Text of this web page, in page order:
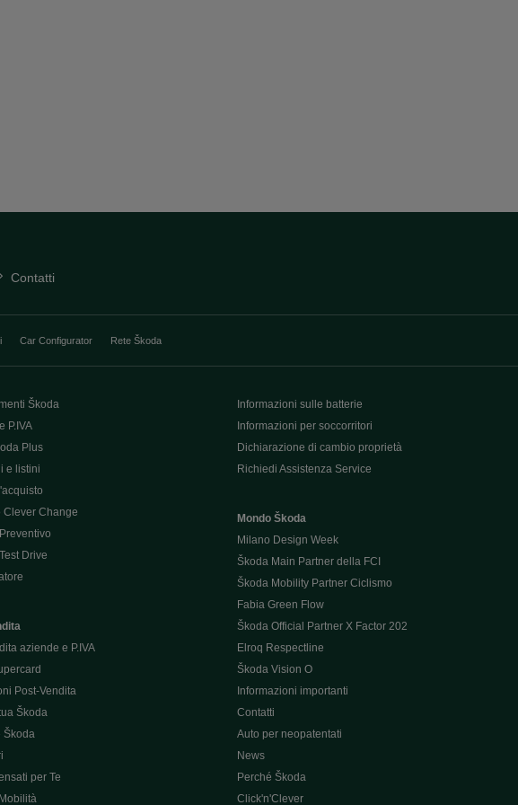
Contatti
Car Configurator Rete Škoda
Škoda
P.IVA
Plus
e listini
Clever Change
Drive
aziende e P.IVA
Post-Vendita
Škoda
Škoda
per Te
Informazioni sulle batterie
Informazioni per soccorritori
Dichiarazione di cambio proprietà
Richiedi Assistenza Service
Mondo Škoda
Milano Design Week
Škoda Main Partner della FCI
Škoda Mobility Partner Ciclismo
Fabia Green Flow
Škoda Official Partner X Factor 202
Elroq Respectline
Škoda Vision O
Informazioni importanti
Contatti
Auto per neopatentati
News
Perché Škoda
Click'n'Clever